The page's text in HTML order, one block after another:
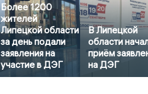
Более 1200
жителей
Липецкой области
за день подали
заявления на
участие в ДЭГ
В Липецкой
области
приём
на ДЭГ